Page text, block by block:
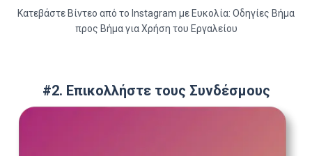
Κατεβάστε Βίντεο από το Instagram με Ευκολία: Οδηγίες Βήμα
προς Βήμα για Χρήση του Εργαλείου
#2. Επικολλήστε τους Συνδέσμους